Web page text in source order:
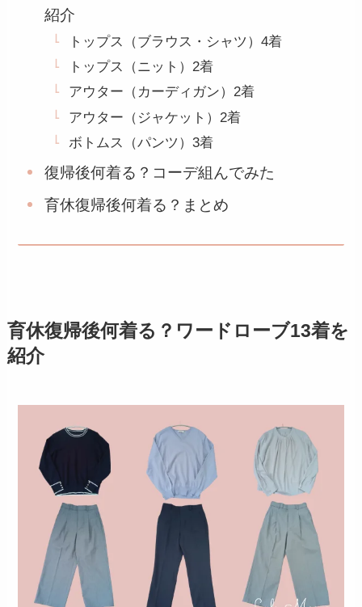
紹介
トップス（ブラウス・シャツ）4着
トップス（ニット）2着
アウター（カーディガン）2着
アウター（ジャケット）2着
ボトムス（パンツ）3着
復帰後何着る？コーデ組んでみた
育休復帰後何着る？まとめ
育休復帰後何着る？ワードローブ13着を
紹介